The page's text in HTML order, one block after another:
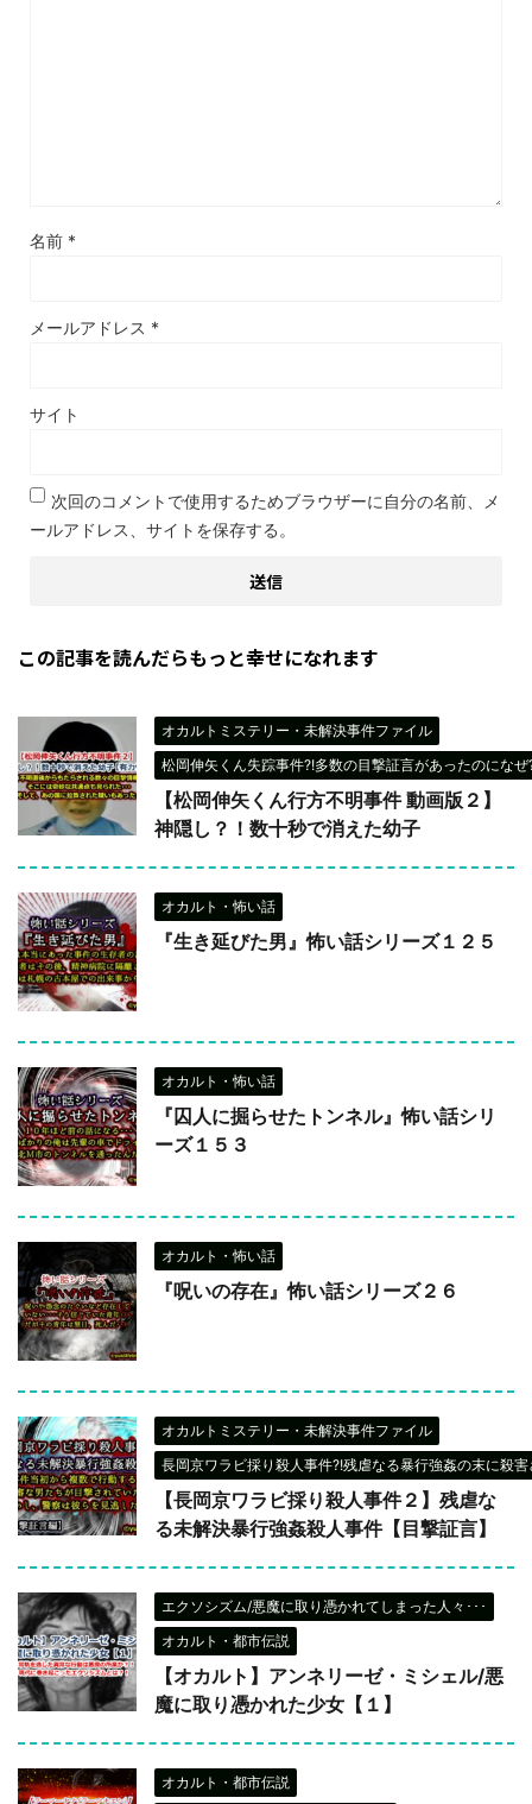
名前 *
メールアドレス *
サイト
次回のコメントで使用するためブラウザーに自分の名前、メ
ールアドレス、サイトを保存する。
この記事を読んだらもっと幸せになれます
オカルトミステリー・未解決事件ファイル
松岡伸矢くん失踪事件?!多数の目撃証言があったのにな
【松岡伸矢くん行方不明事件 動画版２】
神隠し？！数十秒で消えた幼子
オカルト・怖い話
『生き延びた男』怖い話シリーズ１２５
オカルト・怖い話
『囚人に掘らせたトンネル』怖い話シリ
ーズ１５３
オカルト・怖い話
『呪いの存在』怖い話シリーズ２６
オカルトミステリー・未解決事件ファイル
長岡京ワラビ採り殺人事件?!残虐なる暴行強姦の末に殺
【長岡京ワラビ採り殺人事件２】残虐な
る未解決暴行強姦殺人事件【目撃証言】
エクソシズム/悪魔に取り憑かれてしまった人々･･･
オカルト・都市伝説
【オカルト】アンネリーゼ・ミシェル/悪
魔に取り憑かれた少女【１】
オカルト・都市伝説